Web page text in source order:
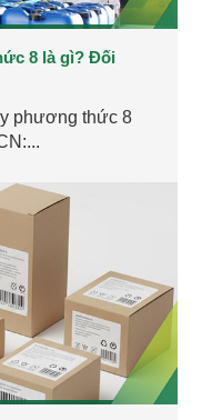
8 là gì? Đối
phương thức 8